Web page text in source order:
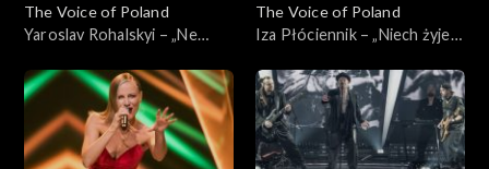
The Voice of Poland
Yaroslav Rohalskyi – „Ne
Poland”, Live, 23 listopada
2024
The Voice of Poland
Iza Płóciennik – „Niech żyje
Live, 23 listopada 2024